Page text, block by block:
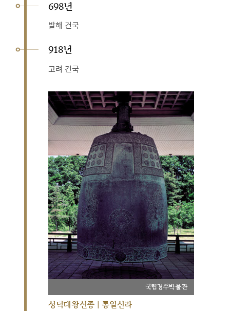
698년
발해 건국
918년
고려 건국
국립경주박물관
성덕대왕신종 | 통일신라